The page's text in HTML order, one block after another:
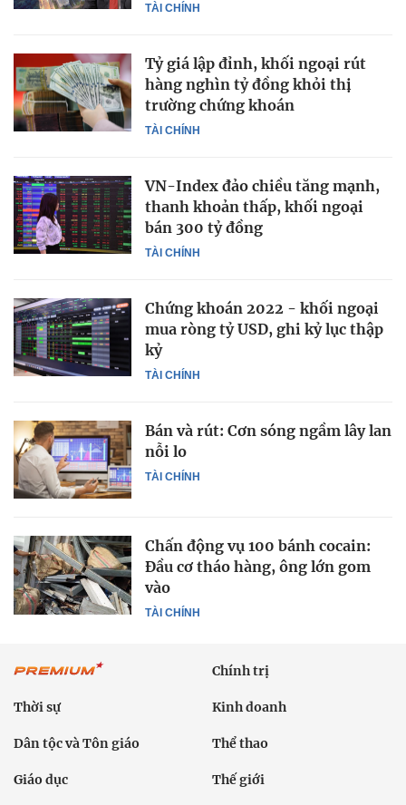
TÀI CHÍNH
TÀI CHÍNH
Tỷ giá lập đỉnh, khối ngoại rút
hàng nghìn tỷ đồng khỏi thị
trường chứng khoán
TÀI CHÍNH
VN-Index đảo chiều tăng mạnh,
thanh khoản thấp, khối ngoại
bán 300 tỷ đồng
TÀI CHÍNH
Chứng khoán 2022 - khối ngoại
mua ròng tỷ USD, ghi kỷ lục thập
kỷ
TÀI CHÍNH
Bán và rút: Cơn sóng ngầm lây lan
nỗi lo
TÀI CHÍNH
Chấn động vụ 100 bánh cocain:
Đầu cơ tháo hàng, ông lớn gom
vào
Chính trị
Thời sự Kinh doanh
Dân tộc và Tôn giáo Thể thao
Giáo dục Thế giới